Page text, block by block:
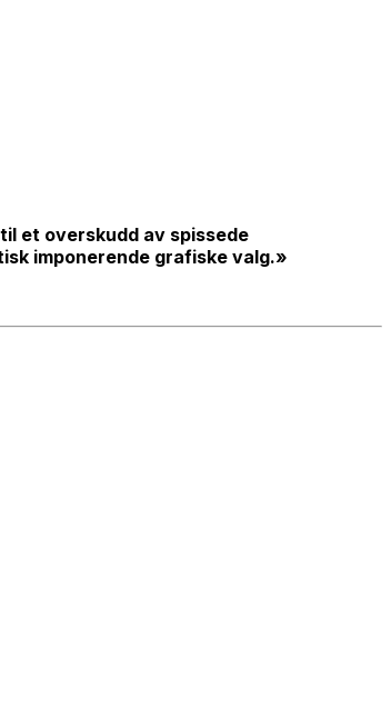
et overskudd av spissede
imponerende grafiske valg.»